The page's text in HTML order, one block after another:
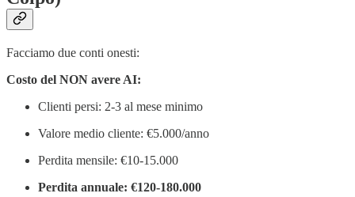
Facciamo due conti onesti:
Costo del NON avere AI:
Clienti persi: 2-3 al mese minimo
Valore medio cliente: €5.000/anno
Perdita mensile: €10-15.000
Perdita annuale: €120-180.000